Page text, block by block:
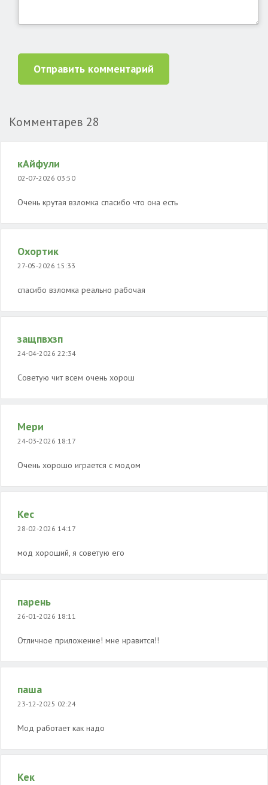
Отправить комментарий
Комментарев 28
кАйфули
02-07-2026 03:50
Очень крутая взломка спасибо что она есть
Охортик
27-05-2026 15:33
спасибо взломка реально рабочая
защпвхзп
24-04-2026 22:34
Советую чит всем очень хорош
Мери
24-03-2026 18:17
Очень хорошо играется с модом
Kec
28-02-2026 14:17
мод хороший, я советую его
парень
26-01-2026 18:11
Отличное приложение! мне нравится!!
паша
23-12-2025 02:24
Мод работает как надо
Кек